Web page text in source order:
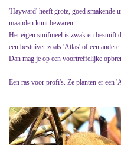
'Hayward' heeft grote, goed smakende
maanden kunt bewaren
Het eigen stuifmeel is zwak en bestuift
een bestuiver zoals 'Atlas' of een
Dan mag je op een voortreffelijke
Een ras voor profi's. Ze planten er een